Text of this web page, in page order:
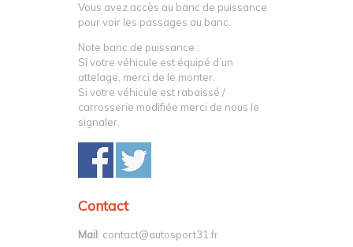
Vous avez accès au banc de puissance
pour voir les passages au banc.
Note banc de puissance :
Si votre véhicule est équipé d’un
attelage, merci de le monter.
Si votre véhicule est rabaissé /
carrosserie modifiée merci de nous le
signaler.
Contact
Mail: contact@autosport31.fr